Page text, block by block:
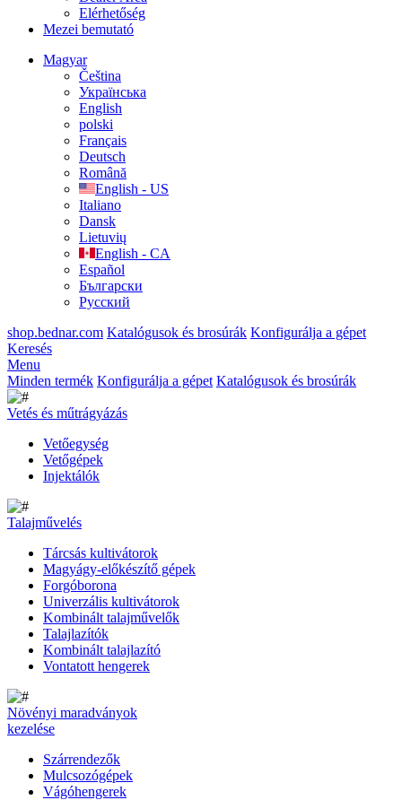
Elérhetőség
Mezei bemutató
Magyar
Čeština
Українська
English
polski
Français
Deutsch
Română
English - US
Italiano
Dansk
Lietuvių
English - CA
Español
Български
Русский
shop.bednar.com Katalógusok és brosúrák Konfigurálja a gépet
Keresés
Menu
Minden termék Konfigurálja a gépet Katalógusok és brosúrák
Vetés és műtrágyázás
Vetőegység
Vetőgépek
Injektálók
Talajművelés
Tárcsás kultivátorok
Magyágy-előkészítő gépek
Forgóborona
Univerzális kultivátorok
Kombinált talajművelők
Talajlazítók
Kombinált talajlazító
Vontatott hengerek
Növényi maradványok
kezelése
Szárrendezők
Mulcsozógépek
Vágóhengerek